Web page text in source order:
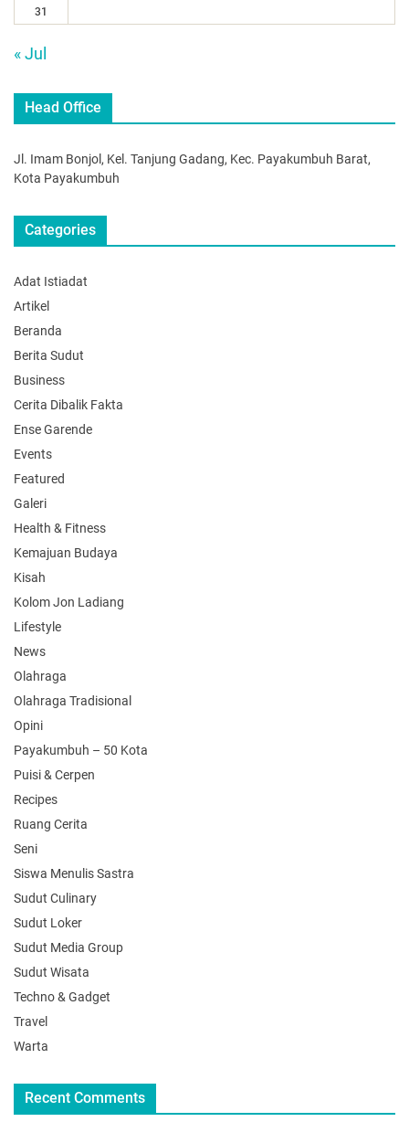
31
« Jul
Head Office
Jl. Imam Bonjol, Kel. Tanjung Gadang, Kec. Payakumbuh Barat,
Kota Payakumbuh
Categories
Adat Istiadat
Artikel
Beranda
Berita Sudut
Business
Cerita Dibalik Fakta
Ense Garende
Events
Featured
Galeri
Health & Fitness
Kemajuan Budaya
Kisah
Kolom Jon Ladiang
Lifestyle
News
Olahraga
Olahraga Tradisional
Opini
Payakumbuh – 50 Kota
Puisi & Cerpen
Recipes
Ruang Cerita
Seni
Siswa Menulis Sastra
Sudut Culinary
Sudut Loker
Sudut Media Group
Sudut Wisata
Techno & Gadget
Travel
Warta
Recent Comments